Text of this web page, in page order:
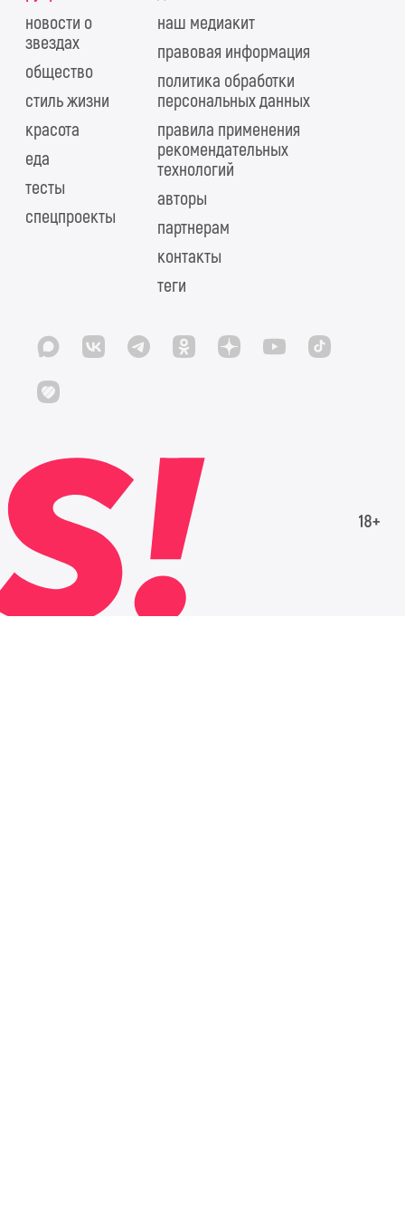
новости о
звездах
общество
стиль жизни
красота
еда
тесты
спецпроекты
наш медиакит
правовая информация
политика обработки
персональных данных
правила применения
рекомендательных
технологий
авторы
партнерам
контакты
теги